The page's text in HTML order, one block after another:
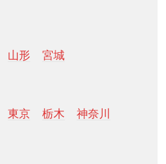
山形 宮城
東京 栃木
神奈川